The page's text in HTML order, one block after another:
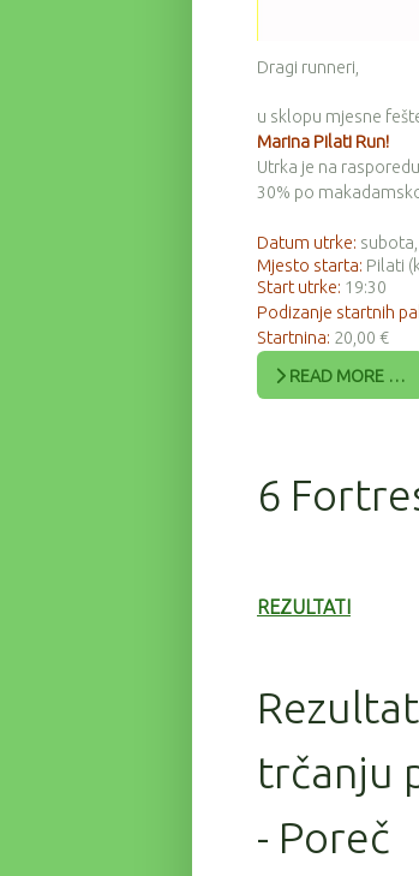
Dragi runneri,
u sklopu mjesne
Marina Pilati Run!
Utrka je na
30% po
Datum utrke:
Mjesto starta: Pilati
Start utrke: 19:30
Podizanje startnih
Startnina: 20,00 €
READ MORE …
6
REZULTATI
trčanju
- Poreč